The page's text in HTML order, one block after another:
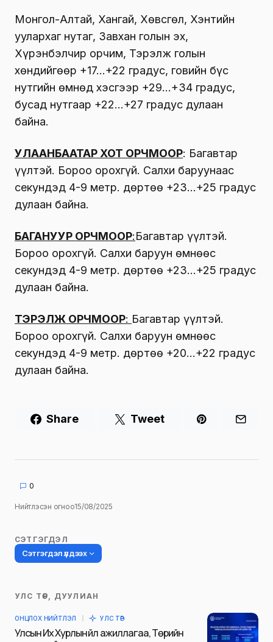
Монгол-Алтай, Хангай, Хөвсгөл, Хэнтийн
уулархаг нутаг, Завхан голын эх,
Хүрэнбэлчир орчим, Тэрэлж голын
хөндийгөөр +17…+22 градус, говийн бүс
нутгийн өмнөд хэсгээр +29…+34 градус,
бусад нутгаар +22…+27 градус дулаан
байна.
УЛААНБААТАР ХОТ ОРЧМООР: Багавтар
үүлтэй. Бороо орохгүй. Салхи баруунаас
секундэд 4-9 метр. Өдөртөө +23…+25 градус
дулаан байна.
БАГАНУУР ОРЧМООР:Багавтар үүлтэй.
Бороо орохгүй. Салхи баруун өмнөөс
секундэд 4-9 метр. Өдөртөө +23…+25 градус
дулаан байна.
ТЭРЭЛЖ ОРЧМООР: Багавтар үүлтэй.
Бороо орохгүй. Салхи баруун өмнөөс
секундэд 4-9 метр. Өдөртөө +20…+22 градус
дулаан байна.
Share Tweet
0
Нийтлэсэн огноо15/08/2025
СЭТГЭГДЭЛ
Сэтгэгдэл үлдээх
Таны имэйл хаягийг нийтлэхгүй.
тэмдэглэсэн
УЛС ТӨР, ДУУЛИАН
ОНЦЛОХ НИЙТЛЭЛ УЛС ТӨР
Улсын Их Хурлын үйл ажиллагаа, Төрийн